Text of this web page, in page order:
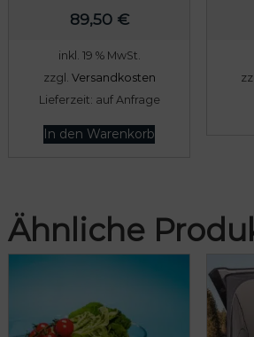
€
0
€
.
89,50 €
inkl. 19 % MwSt.
zzgl. Versandkosten
Lieferzeit: auf Anfrage
In den Warenkorb
Ähnliche